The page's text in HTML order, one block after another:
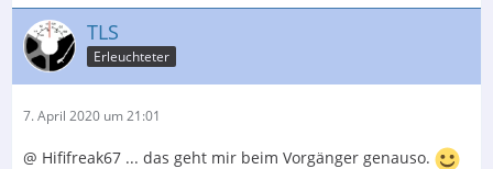
TLS
Erleuchteter
7. April 2020 um 21:01
@ Hififreak67 ... das geht mir beim Vorgänger genauso.